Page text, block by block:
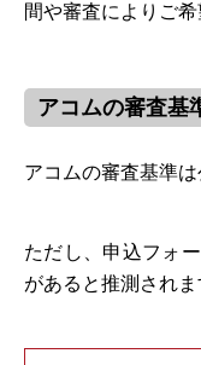
間や審査によりご
アコムの審査基
アコムの審査基準は
ただし、申込フォ
があると推測されま